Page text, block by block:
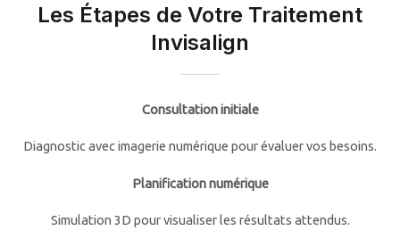
Les Étapes de Votre Traitement
Invisalign
Consultation initiale
Diagnostic avec imagerie numérique pour évaluer vos besoins.
Planification numérique
Simulation 3D pour visualiser les résultats attendus.